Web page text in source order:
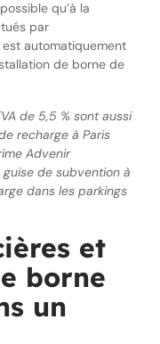
qu’à la
par
est automatiquement
de borne de
de 5,5 % sont aussi
recharge à Paris
Advenir
de subvention à
dans les parkings
et
borne
un